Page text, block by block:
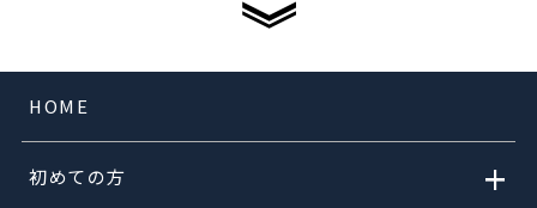
HOME
初めての方 +